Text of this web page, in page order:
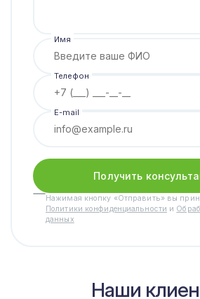
Имя
Телефон
E-mail
Нажимая кнопку «Отправить» вы
Политики конфиденциальности и
данных
Получить
Наши